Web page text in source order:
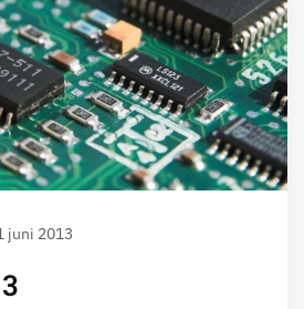
juni 2013